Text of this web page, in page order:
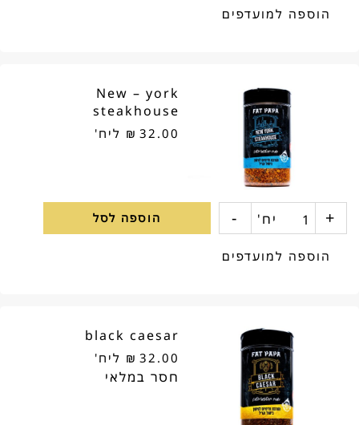
הוספה למועדפים
New – york
steakhouse
₪ 32.00 ליח'
+
כמות
york
steakhouse
יח' - הוספה לסל
הוספה למועדפים
black caesar
₪ 32.00 ליח'